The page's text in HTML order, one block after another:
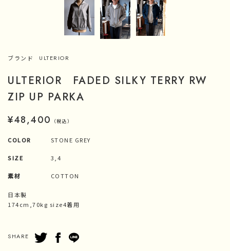
ブランド ULTERIOR
ULTERIOR FADED SILKY TERRY RW
ZIP UP PARKA
¥48,400 （税込）
COLOR STONE GREY
SIZE 3,4
素材 COTTON
日本製
174cm,70kg size4着用
SHARE